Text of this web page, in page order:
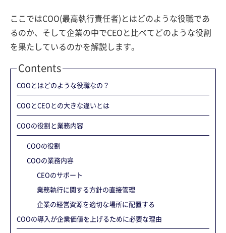
ここではCOO(最高執行責任者)とはどのような役職であ
るのか、そして企業の中でCEOと比べてどのような役割
を果たしているのかを解説します。
Contents
COOとはどのような役職なの？
COOとCEOとの大きな違いとは
COOの役割と業務内容
COOの役割
COOの業務内容
CEOのサポート
業務執行に関する方針の直接管理
企業の経営資源を適切な場所に配置する
COOの導入が企業価値を上げるために必要な理由